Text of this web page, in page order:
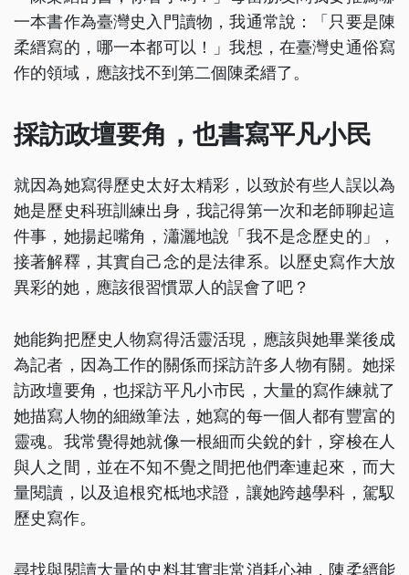
一本書作為臺灣史入門讀物，我通常說：「只要是陳
柔縉寫的，哪一本都可以！」我想，在臺灣史通俗寫
作的領域，應該找不到第二個陳柔縉了。
採訪政壇要角，也書寫平凡小民
就因為她寫得歷史太好太精彩，以致於有些人誤以為
她是歷史科班訓練出身，我記得第一次和老師聊起這
件事，她揚起嘴角，瀟灑地說「我不是念歷史的」，
接著解釋，其實自己念的是法律系。以歷史寫作大放
異彩的她，應該很習慣眾人的誤會了吧？
她能夠把歷史人物寫得活靈活現，應該與她畢業後成
為記者，因為工作的關係而採訪許多人物有關。她採
訪政壇要角，也採訪平凡小市民，大量的寫作練就了
她描寫人物的細緻筆法，她寫的每一個人都有豐富的
靈魂。我常覺得她就像一根細而尖銳的針，穿梭在人
與人之間，並在不知不覺之間把他們牽連起來，而大
量閱讀，以及追根究柢地求證，讓她跨越學科，駕馭
歷史寫作。
尋找與閱讀大量的史料其實非常消耗心神，陳柔縉能